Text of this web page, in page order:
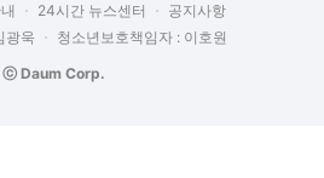
24시간 뉴스센터
공지사항
광욱
청소년보호책임자 : 이호원
ⓒ Daum Corp.